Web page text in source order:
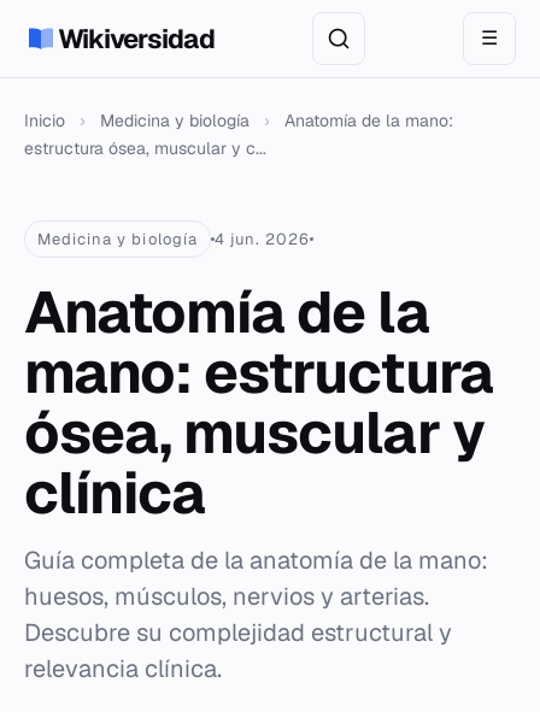
Wikiversidad ☰
Inicio › Medicina y biología ›
Anatomía de la mano:
estructura ósea, muscular y c...
Medicina y biología 4 jun. 2026
Anatomía de la
mano: estructura
ósea, muscular y
clínica
Guía completa de la anatomía de la mano:
huesos, músculos, nervios y arterias.
Descubre su complejidad estructural y
relevancia clínica.